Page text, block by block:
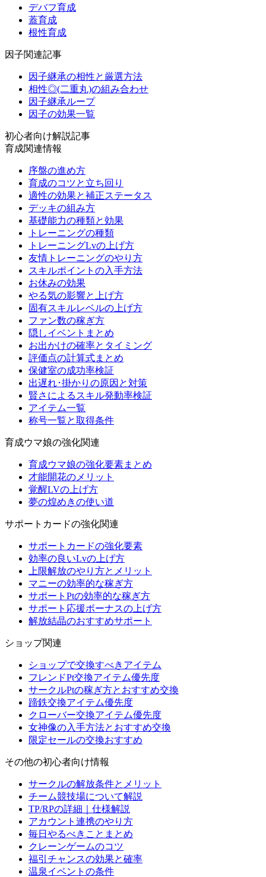
デバフ育成
蓋育成
根性育成
因子関連記事
因子継承の相性と厳選方法
相性◎(二重丸)の組み合わせ
因子継承ループ
因子の効果一覧
初心者向け解説記事
育成関連情報
序盤の進め方
育成のコツと立ち回り
適性の効果と補正ステータス
デッキの組み方
基礎能力の種類と効果
トレーニングの種類
トレーニングLvの上げ方
友情トレーニングのやり方
スキルポイントの入手方法
お休みの効果
やる気の影響と上げ方
固有スキルレベルの上げ方
ファン数の稼ぎ方
隠しイベントまとめ
お出かけの確率とタイミング
評価点の計算式まとめ
保健室の成功率検証
出遅れ･掛かりの原因と対策
賢さによるスキル発動率検証
アイテム一覧
称号一覧と取得条件
育成ウマ娘の強化関連
育成ウマ娘の強化要素まとめ
才能開花のメリット
覚醒LVの上げ方
夢の煌めきの使い道
サポートカードの強化関連
サポートカードの強化要素
効率の良いLvの上げ方
上限解放のやり方とメリット
マニーの効率的な稼ぎ方
サポートPtの効率的な稼ぎ方
サポート応援ボーナスの上げ方
解放結晶のおすすめサポート
ショップ関連
ショップで交換すべきアイテム
フレンドPt交換アイテム優先度
サークルPtの稼ぎ方とおすすめ交換
蹄鉄交換アイテム優先度
クローバー交換アイテム優先度
女神像の入手方法とおすすめ交換
限定セールの交換おすすめ
その他の初心者向け情報
サークルの解放条件とメリット
チーム競技場について解説
TP/RPの詳細｜仕様解説
アカウント連携のやり方
毎日やるべきことまとめ
クレーンゲームのコツ
福引チャンスの効果と確率
温泉イベントの条件